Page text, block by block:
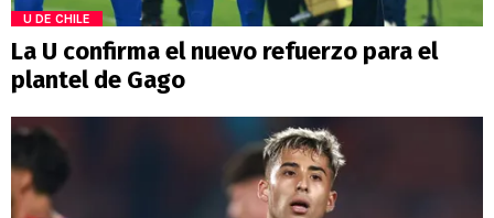
U DE CHILE
La U confirma el nuevo refuerzo para el
plantel de Gago